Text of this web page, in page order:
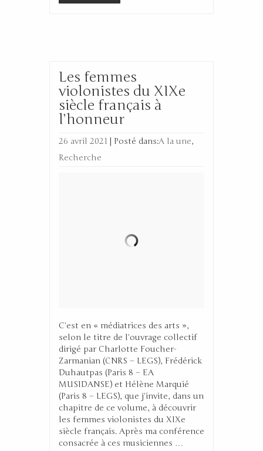
Les femmes
violonistes du XIXe
siècle français à
l’honneur
26 avril 2021 Posté dans:A la une,
Recherche
C’est en « médiatrices des arts »,
selon le titre de l’ouvrage collectif
dirigé par Charlotte Foucher-
Zarmanian (CNRS – LEGS), Frédérick
Duhautpas (Paris 8 – EA
MUSIDANSE) et Hélène Marquié
(Paris 8 – LEGS), que j’invite, dans un
chapitre de ce volume, à découvrir
les femmes violonistes du XIXe
siècle français. Après ma conférence
consacrée à ces musiciennes …